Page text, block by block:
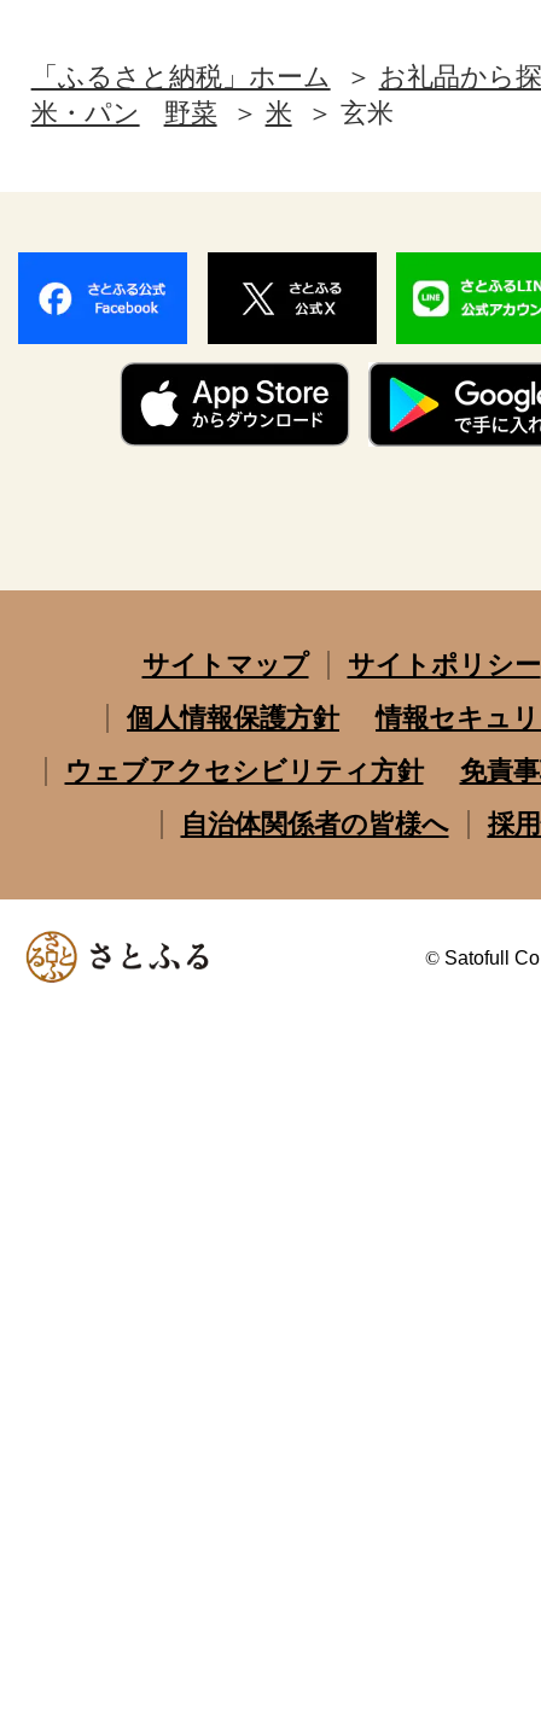
「ふるさと納税」ホーム
お礼品から
米・パン
野菜 米 玄米
サイトマップ
サイトポリシー
個人情報保護方針
情報セキュ
ウェブアクセシビリティ方針
免責
自治体関係者の皆様へ
採
© Satofull